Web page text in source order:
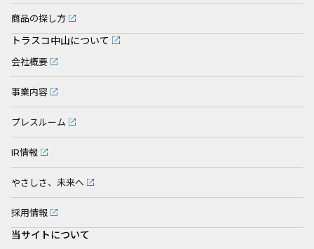
商品の探し方
トラスコ中山について
会社概要
事業内容
プレスルーム
IR情報
やさしさ、未来へ
採用情報
当サイトについて